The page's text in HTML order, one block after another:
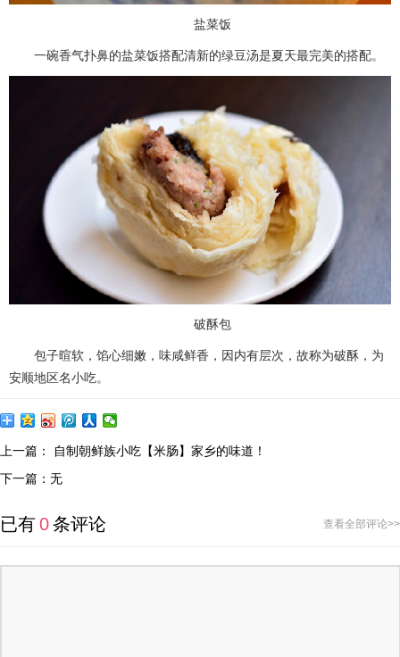
盐菜饭
一碗香气扑鼻的盐菜饭搭配清新的绿豆汤是夏天最完美的搭配。
破酥包
包子暄软，馅心细嫩，味咸鲜香，因内有层次，故称为破酥，为
安顺地区名小吃。
上一篇：
自制朝鲜族小吃【米肠】家乡的味道！
下一篇：无
已有0条评论 查看全部评论>>